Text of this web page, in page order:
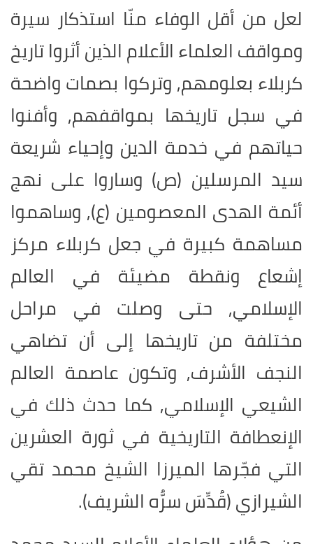
لعل من أقل الوفاء منّا استذكار سيرة
ومواقف العلماء الأعلام الذين أثروا تاريخ
كربلاء بعلومهم, وتركوا بصمات واضحة
في سجل تاريخها بمواقفهم, وأفنوا
حياتهم في خدمة الدين وإحياء شريعة
سيد المرسلين (ص) وساروا على نهج
أئمة الهدى المعصومين (ع), وساهموا
مساهمة كبيرة في جعل كربلاء مركز
إشعاع ونقطة مضيئة في العالم
الإسلامي, حتى وصلت في مراحل
مختلفة من تاريخها إلى أن تضاهي
النجف الأشرف, وتكون عاصمة العالم
الشيعي الإسلامي, كما حدث ذلك في
الإنعطافة التاريخية في ثورة العشرين
التي فجّرها الميرزا الشيخ محمد تقي
الشيرازي (قُدِّسَ سرُّه الشريف).